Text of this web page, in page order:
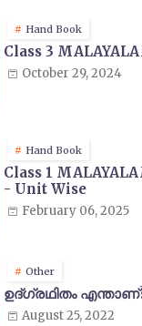
Hand Book
Class 3
October 29, 2024
Hand Book
Class 1
- Unit Wise
February 06, 2025
Other
ഉദ്ഗ്രഥിതം
August 25, 2022